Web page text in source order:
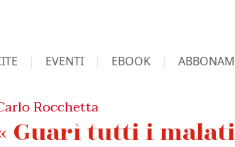
EVENTI EBOOK
Rocchetta
Guarì tutti i